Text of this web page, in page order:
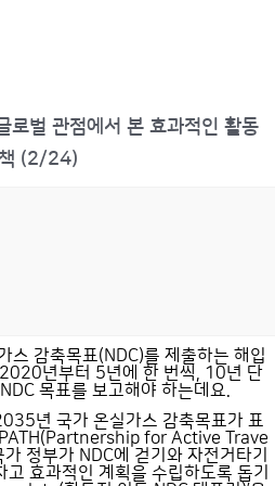
로벌 관점에서 본 효과적인 활동
책 (2/24)
감축목표(NDC)를 제출하는 해입
년부터 5년에 한 번씩, 10년 단
목표를 보고해야 하는데요.
년 국가 온실가스 감축목표가 표
for Active Trave
정부가 NDC에 걷기와 자전거타기
효과적인 계획을 수립하도록 돕기